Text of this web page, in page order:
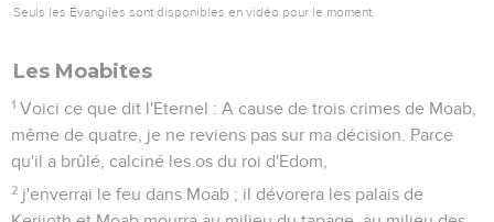
Seuls les Évangiles sont disponibles en vidéo pour le moment.
Les Moabites
1 Voici ce que dit l'Eternel : A cause de trois crimes de Moab,
même de quatre, je ne reviens pas sur ma décision. Parce
qu'il a brûlé, calciné les os du roi d'Edom,
2 j'enverrai le feu dans Moab ; il dévorera les palais de